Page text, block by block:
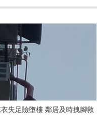
險墮樓 鄰居及時拽腳救